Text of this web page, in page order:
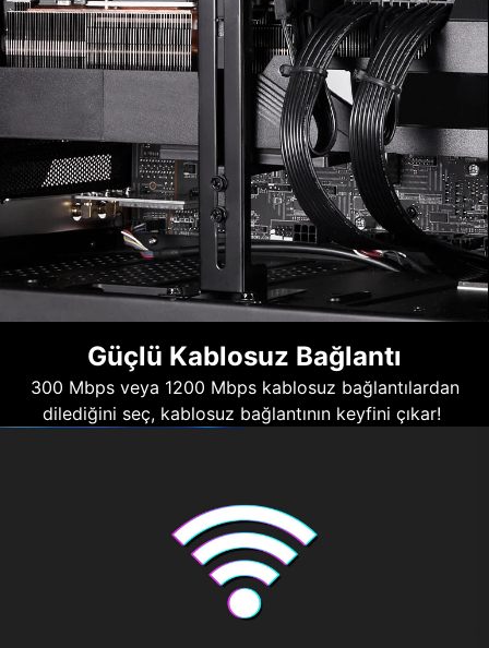
Güçlü Kablosuz Bağlantı
300 Mbps veya 1200 Mbps kablosuz bağlantılardan
dilediğini seç, kablosuz bağlantının keyfini çıkar!